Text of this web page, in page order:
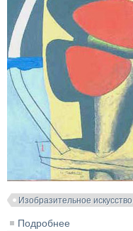
Изобразительное искусство
Подробнее